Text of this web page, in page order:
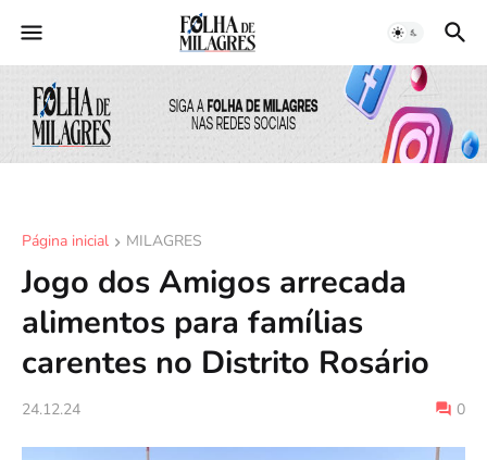
Página inicial MILAGRES
Jogo dos Amigos arrecada
alimentos para famílias
carentes no Distrito Rosário
24.12.24 0